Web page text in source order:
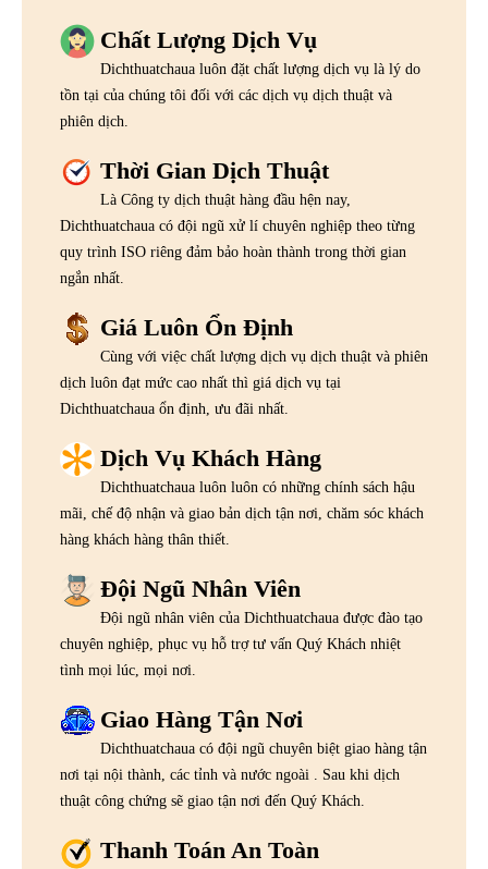
Chất Lượng Dịch Vụ
Dichthuatchaua luôn đặt chất lượng dịch vụ là lý do
tồn tại của chúng tôi đối với các dịch vụ dịch thuật và
phiên dịch.
Thời Gian Dịch Thuật
Là Công ty dịch thuật hàng đầu hện nay,
Dichthuatchaua có đội ngũ xử lí chuyên nghiệp theo từng
quy trình ISO riêng đảm bảo hoàn thành trong thời gian
ngắn nhất.
Giá Luôn Ổn Định
Cùng với việc chất lượng dịch vụ dịch thuật và phiên
dịch luôn đạt mức cao nhất thì giá dịch vụ tại
Dichthuatchaua ổn định, ưu đãi nhất.
Dịch Vụ Khách Hàng
Dichthuatchaua luôn luôn có những chính sách hậu
mãi, chế độ nhận và giao bản dịch tận nơi, chăm sóc khách
hàng khách hàng thân thiết.
Đội Ngũ Nhân Viên
Đội ngũ nhân viên của Dichthuatchaua được đào tạo
chuyên nghiệp, phục vụ hỗ trợ tư vấn Quý Khách nhiệt
tình mọi lúc, mọi nơi.
Giao Hàng Tận Nơi
Dichthuatchaua có đội ngũ chuyên biệt giao hàng tận
nơi tại nội thành, các tỉnh và nước ngoài . Sau khi dịch
thuật công chứng sẽ giao tận nơi đến Quý Khách.
Thanh Toán An Toàn